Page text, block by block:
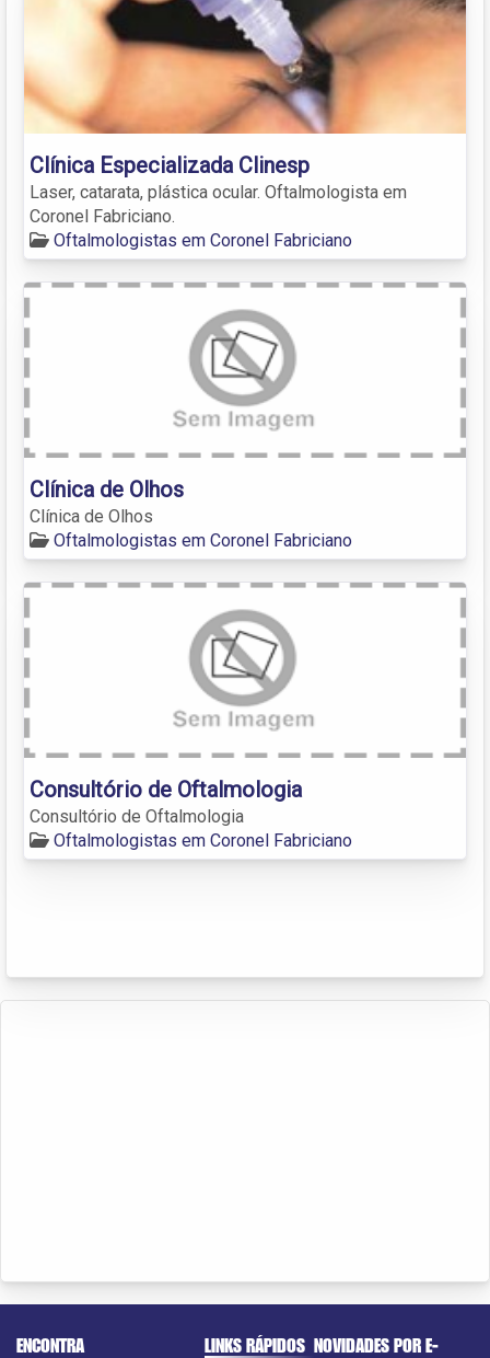
Clínica Especializada Clinesp
Laser, catarata, plástica ocular. Oftalmologista em
Coronel Fabriciano.
Oftalmologistas em Coronel Fabriciano
Clínica de Olhos
Clínica de Olhos
Oftalmologistas em Coronel Fabriciano
Consultório de Oftalmologia
Consultório de Oftalmologia
Oftalmologistas em Coronel Fabriciano
ENCONTRA
LINKS RÁPIDOS NOVIDADES POR E-